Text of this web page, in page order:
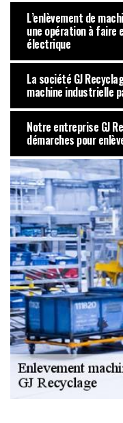
L’enlèvement de
une opération à faire
électrique
La société GJ
machine industrielle
Notre entreprise GJ
démarches pour